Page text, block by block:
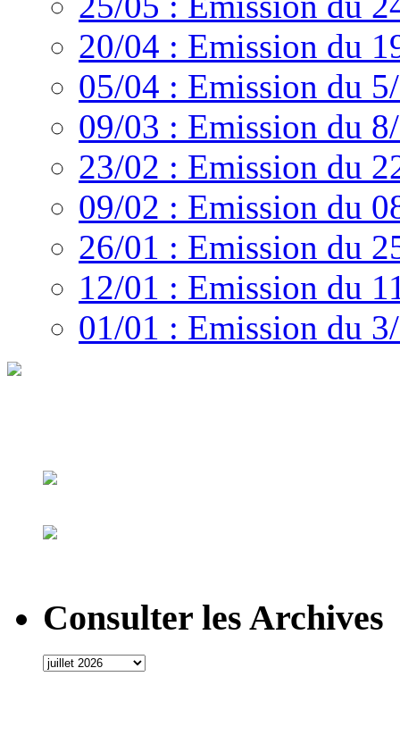
20/04 : Emission du
05/04 : Emission du
09/03 : Emission du
23/02 : Emission du
09/02 : Emission du
26/01 : Emission du
12/01 : Emission du
01/01 : Emission du
Consulter les Archives